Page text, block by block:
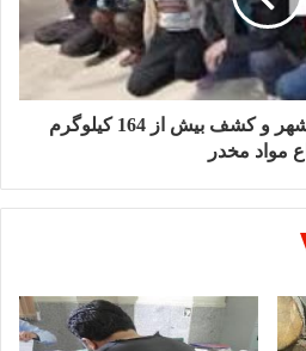
اجراي طرح آرامش در شهر و کشف بيش از 164 کيلوگرم
مواد مخدر